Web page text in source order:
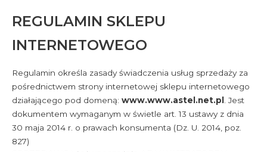
Do balustrad schodowych
Do ogrodzeń
Do bram wjazdowych
Do furtek
Akcesoria i narzędzia
REGULAMIN SKLEPU
INTERNETOWEGO
Regulamin określa zasady świadczenia usług sprzedaży za
pośrednictwem strony internetowej sklepu internetowego
działającego pod domeną: www.www.astel.net.pl
. Jest
dokumentem wymaganym w świetle art. 13 ustawy z dnia
30 maja 2014 r. o prawach konsumenta (Dz. U. 2014, poz.
827)